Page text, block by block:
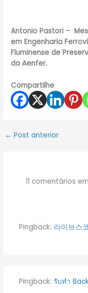
Antonio Pastori –
em Engenharia
Fluminense de
da Aenfer.
Compartilhe
← Post anterior
11 comentários
Pingback: 라이브스
Pingback: รับทำ